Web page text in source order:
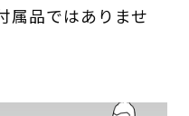
属品ではありませ